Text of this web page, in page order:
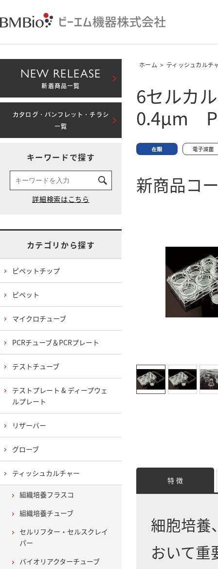
ホーム > ティッシュカルチ
6セルカ
0.4μm
新商品コ
特 徴
細胞培養
おいて重
NEW RELEASE
新着商品一覧
カタログ・パンフレット・チラシ
一覧
キーワードで探す
カテゴリから探す
ピペットチップ
ピペット
マイクロチューブ
PCRチューブ＆PCRプレート
テストチューブ
テストプレート & ディープウェ
ルプレート
リザーバー
グローブ
ティッシュカルチャー
組織培養フラスコ
組織培養チューブ
セルリフター・セルスクレイ
パー
バイオリアクターチューブ